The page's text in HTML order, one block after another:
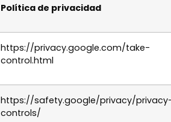
Política de privacidad
https://privacy.google.com/take-
control.html
https://safety.google/privacy/
controls/